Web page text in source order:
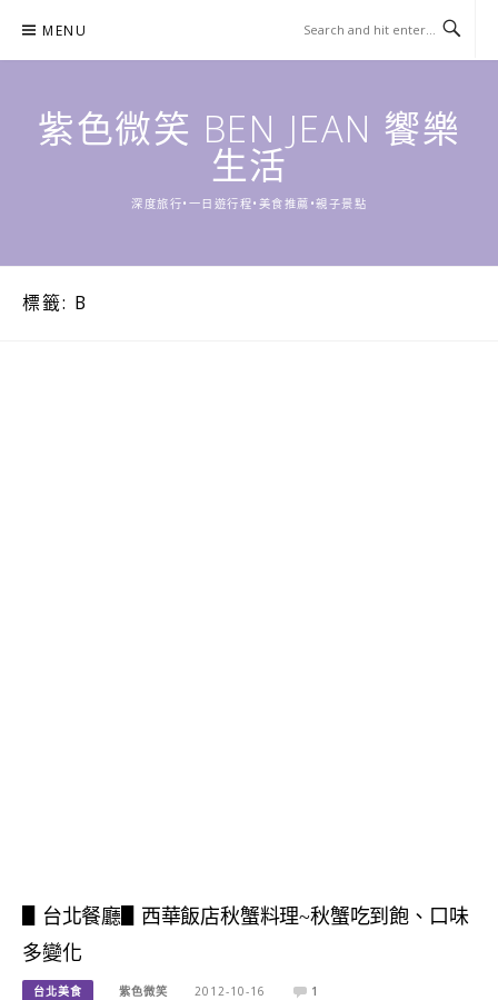
content
MENU
紫色微笑 BEN JEAN 饗樂
生活
深度旅行•一日遊行程•美食推薦•親子景點
標籤: B
▋台北餐廳▋西華飯店秋蟹料理~秋蟹吃到飽、口味
多變化
台北美食 紫色微笑 2012-10-16 1